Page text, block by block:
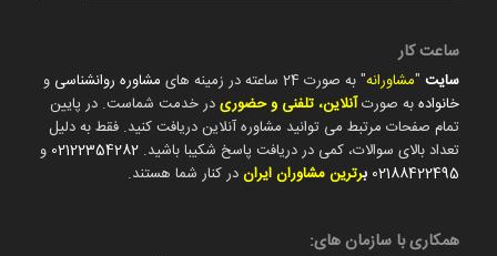
ساعت کار
سایت"مشاورانه" به صورت 24 ساعته در زمینه های مشاوره روانشناسی و
خانوادهبه صورتآنلاین، تلفنی و حضوریدر خدمت شماست. در پایین
تمام صفحات مرتبط می توانید مشاوره آنلاین دریافت کنید. فقط به دلیل
تعداد بالای سوالات، کمی در دریافت پاسخ شکیبا باشید. 02122354282 و
02188422495 برترین مشاوران ایراندر کنار شما هستند.
همکاری با سازمان های: